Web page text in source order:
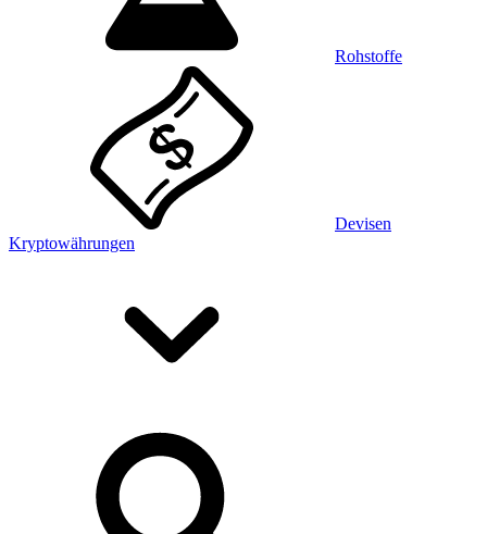
Rohstoffe
Devisen
Kryptowährungen